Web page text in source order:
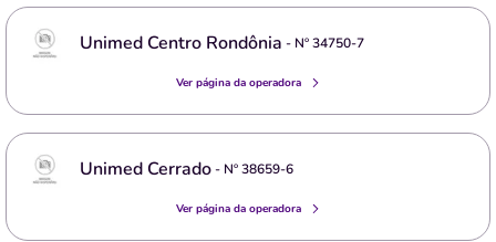
Unimed Centro Rondônia - Nº34750-7
Ver página da operadora
Unimed Cerrado- Nº38659-6
Ver página da operadora